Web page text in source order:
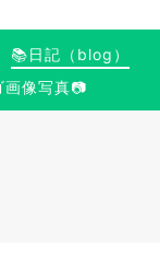
📚日記（blog）
像写真📷